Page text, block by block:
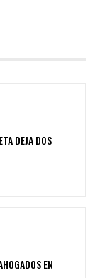
DEJA DOS
EN